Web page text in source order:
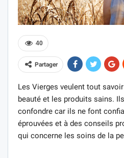
40
Partager
Les Vierges veulent tout
beauté et les produits sains.
confondre car ils ne font
éprouvées et à des conseils
qui concerne les soins de la